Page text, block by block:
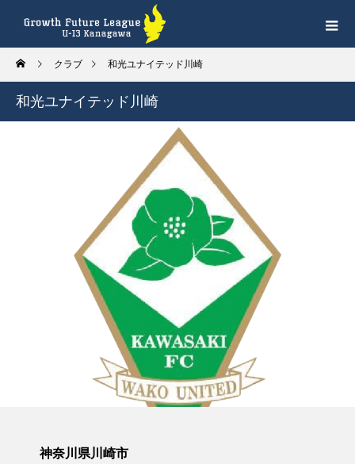
クラブ 和光ユナイテッド川崎
和光ユナイテッド川崎
神奈川県川崎市